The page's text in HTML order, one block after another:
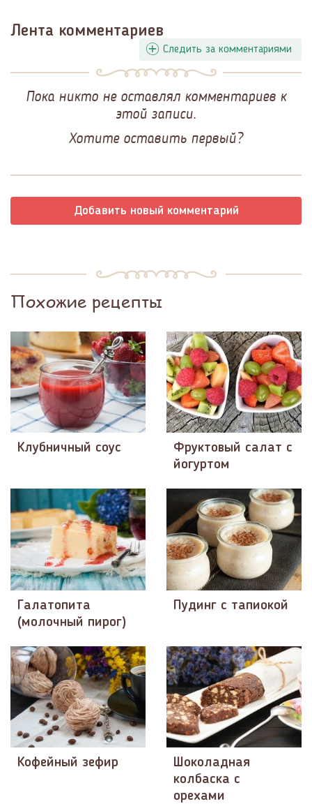
Лента комментариев
Следить за комментариями
Пока никто не оставлял комментариев к
этой записи.
Хотите оставить первый?
Добавить новый комментарий
Похожие рецепты
Клубничный соус
Фруктовый салат с
йогуртом
Галатопита
(молочный пирог)
Пудинг с тапиокой
Кофейный зефир
Шоколадная
колбаска с
орехами